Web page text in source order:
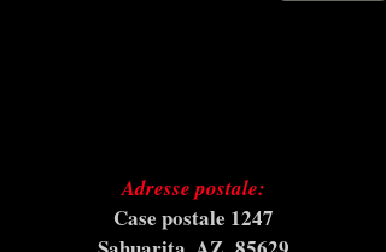
Adresse postale:
Case postale 1247